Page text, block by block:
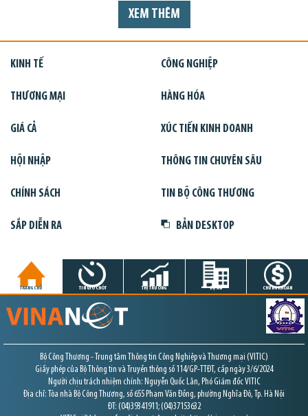
XEM THÊM
KINH TẾ CÔNG NGHIỆP
THƯƠNG MẠI HÀNG HÓA
GIÁ CẢ XÚC TIẾN KINH DOANH
HỘI NHẬP THÔNG TIN CHUYÊN SÂU
CHÍNH SÁCH TIN BỘ CÔNG THƯƠNG
SẮP DIỄN RA BẢN DESKTOP
TRANG CHỦ TIN GIỜ CHÓT THỊ TRƯỜNG DỰ ÁN CHỨNG KHOÁN
Bộ Công Thương - Trung tâm Thông tin Công Nghiệp và Thương mại (VITIC)
Giấy phép của Bộ Thông tin và Truyền thông số 114/GP-TTĐT, cấp ngày 3/6/2024
Người chịu trách nhiệm chính: Nguyễn Quốc Lân, Phó Giám đốc VITIC
Địa chỉ: Tòa nhà Bộ Công Thương, số 655 Phạm Văn Đồng, phường Nghĩa Đô, Tp. Hà Nội
ĐT: (04)39341911; (04)37153632